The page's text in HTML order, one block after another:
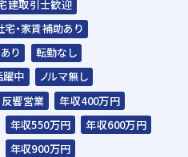
建取引士歓迎
宅・家賃補助あり
り
転勤なし
躍中
ノルマ無し
反響営業
年収400万円
年収550万円
年収600万円
年収900万円